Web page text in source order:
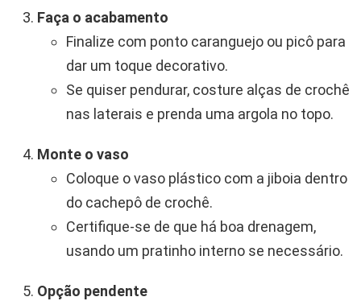
Faça o acabamento
Finalize com ponto caranguejo ou picô para
dar um toque decorativo.
Se quiser pendurar, costure alças de crochê
nas laterais e prenda uma argola no topo.
Monte o vaso
Coloque o vaso plástico com a jiboia dentro
do cachepô de crochê.
Certifique-se de que há boa drenagem,
usando um pratinho interno se necessário.
Opção pendente